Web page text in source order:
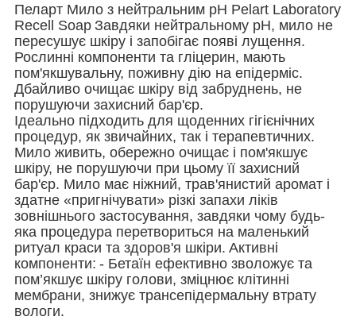
Пеларт Мило з нейтральним pH Pelart Laboratory
Recell Soap Завдяки нейтральному pH, мило не
пересушує шкіру і запобігає появі лущення.
Рослинні компоненти та гліцерин, мають
пом'якшувальну, поживну дію на епідерміс.
Дбайливо очищає шкіру від забруднень, не
порушуючи захисний бар'єр.
Ідеально підходить для щоденних гігієнічних
процедур, як звичайних, так і терапевтичних.
Мило живить, обережно очищає і пом'якшує
шкіру, не порушуючи при цьому її захисний
бар'єр. Мило має ніжний, трав'янистий аромат і
здатне «пригнічувати» різкі запахи ліків
зовнішнього застосування, завдяки чому будь-
яка процедура перетвориться на маленький
ритуал краси та здоров'я шкіри. Активні
компоненти: - Бетаїн ефективно зволожує та
пом’якшує шкіру голови, зміцнює клітинні
мембрани, знижує трансепідермальну втрату
вологи.